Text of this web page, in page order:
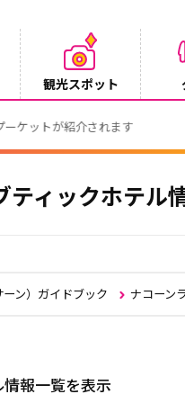
観光スポット
ーケットが紹介されます
ティックホテル
ン）ガイドブック ナコーン
報一覧を表示